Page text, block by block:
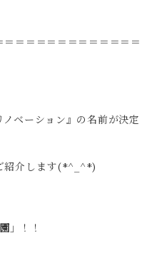
＝＝＝＝＝＝＝＝＝＝＝＝
ベーション』の名前が決定
紹介します(*^_^*)
」！！